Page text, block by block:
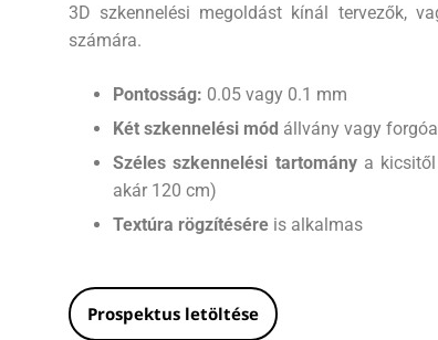
3D szkennelési megoldást kínál tervezők,
számára.
Pontosság: 0.05 vagy 0.1 mm
Két szkennelési mód állvány vagy
Széles szkennelési tartománya kicsitől
akár 120 cm)
Textúra rögzítésére is alkalmas
Prospektus letöltése